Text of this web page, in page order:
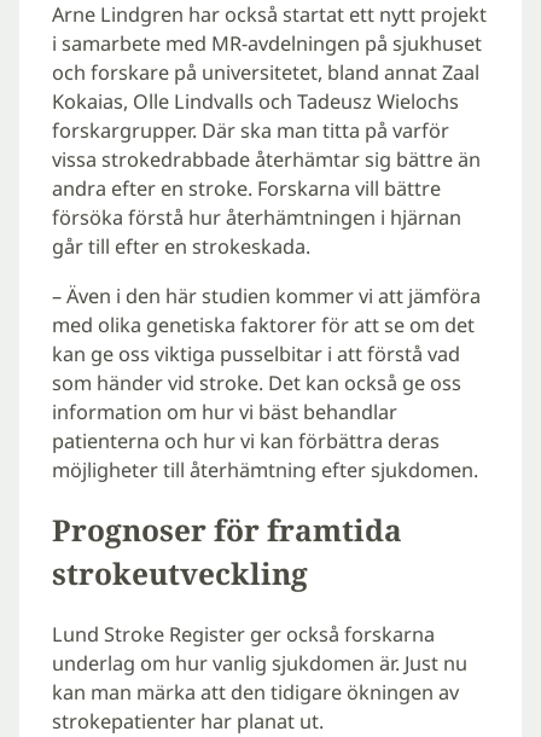
Arne Lindgren har också startat ett nytt projekt
i samarbete med MR-avdelningen på sjukhuset
och forskare på universitetet, bland annat Zaal
Kokaias, Olle Lindvalls och Tadeusz Wielochs
forskargrupper. Där ska man titta på varför
vissa strokedrabbade återhämtar sig bättre än
andra efter en stroke. Forskarna vill bättre
försöka förstå hur återhämtningen i hjärnan
går till efter en strokeskada.
– Även i den här studien kommer vi att jämföra
med olika genetiska faktorer för att se om det
kan ge oss viktiga pusselbitar i att förstå vad
som händer vid stroke. Det kan också ge oss
information om hur vi bäst behandlar
patienterna och hur vi kan förbättra deras
möjligheter till återhämtning efter sjukdomen.
Prognoser för framtida
strokeutveckling
Lund Stroke Register ger också forskarna
underlag om hur vanlig sjukdomen är. Just nu
kan man märka att den tidigare ökningen av
strokepatienter har planat ut.